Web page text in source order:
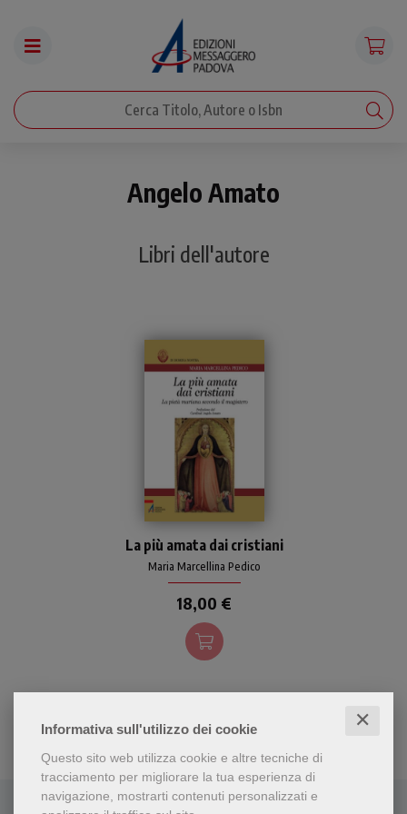
Informativa sull'utilizzo dei cookie ✕
Questo sito web utilizza cookie e altre tecniche di
tracciamento per migliorare la tua esperienza di
navigazione, mostrarti contenuti personalizzati e
Angelo Amato
Libri dell'autore
documentata della pietà
mariana del popolo di Dio.
Una summa mariologica,
tutta da conoscere e da
assimilare. Un ottimo
vademecum per dare
solidità teologica alla
alla devozione verso la
La più amata dai cristiani
Maria Marcellina Pedico
18,00 €